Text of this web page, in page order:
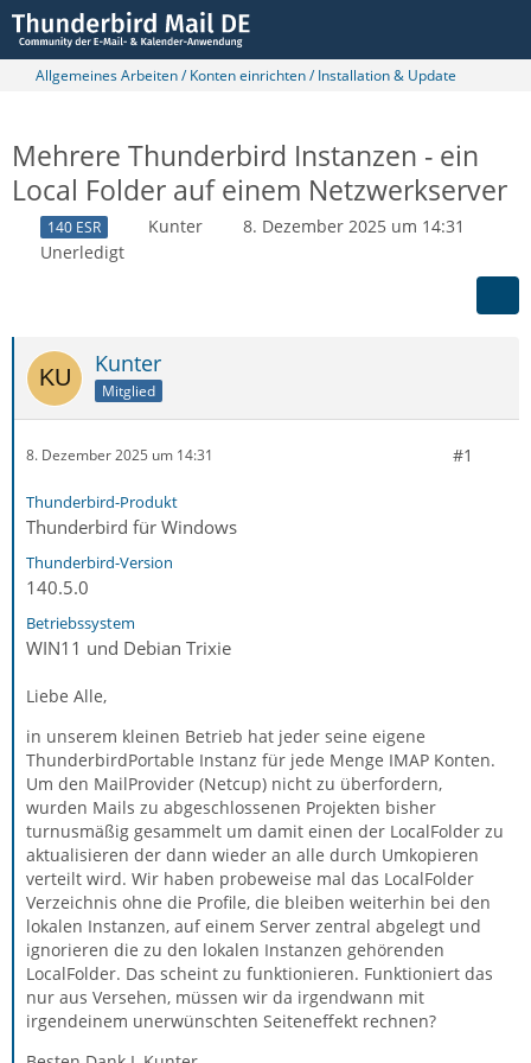
Allgemeines Arbeiten / Konten einrichten / Installation & Update
Mehrere Thunderbird Instanzen - ein
Local Folder auf einem Netzwerkserver
140 ESR Kunter
8. Dezember 2025 um 14:31
Unerledigt
Kunter
Mitglied
8. Dezember 2025 um 14:31 #1
Thunderbird-Produkt
Thunderbird für Windows
Thunderbird-Version
140.5.0
Betriebssystem
WIN11 und Debian Trixie
Liebe Alle,
in unserem kleinen Betrieb hat jeder seine eigene
ThunderbirdPortable Instanz für jede Menge IMAP Konten.
Um den MailProvider (Netcup) nicht zu überfordern,
wurden Mails zu abgeschlossenen Projekten bisher
turnusmäßig gesammelt um damit einen der LocalFolder zu
aktualisieren der dann wieder an alle durch Umkopieren
verteilt wird. Wir haben probeweise mal das LocalFolder
Verzeichnis ohne die Profile, die bleiben weiterhin bei den
lokalen Instanzen, auf einem Server zentral abgelegt und
ignorieren die zu den lokalen Instanzen gehörenden
LocalFolder. Das scheint zu funktionieren. Funktioniert das
nur aus Versehen, müssen wir da irgendwann mit
irgendeinem unerwünschten Seiteneffekt rechnen?